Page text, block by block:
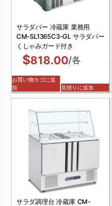
サラダバー 冷蔵庫 業務用
CM-SL1365C3-GL サラダバー
くしゃみガード付き
$818.00/各
お買い物カゴに追
加
見積りに追加
サラダ調理台 冷蔵庫 CM-